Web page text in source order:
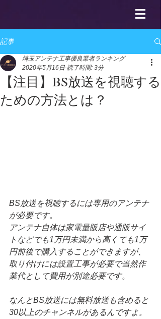
記事
【注目】BS放送を視聴する
ための方法とは？
埼玉アンテナ工事優良業者ランキング
2020年5月16日 読了時間: 3分
BS放送を視聴するには専用のアンテナ
が必要です。
アンテナ自体は家電量販店や通販サイ
トなどでも1万円未満から高くても1万
円前後で購入することができますが、
取り付けには設置工事が必要で当然作
業代として費用が別途必要です。
なんとBS放送には無料放送も含めると
30以上のチャンネルがあるんですよ。